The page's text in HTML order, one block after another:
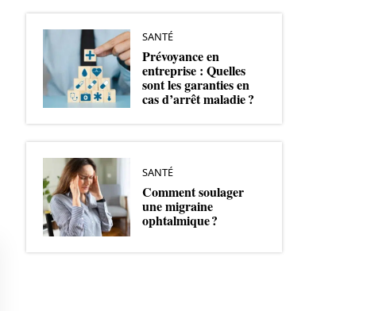
SANTÉ
Prévoyance en
entreprise : Quelles
sont les garanties en
cas d’arrêt maladie ?
SANTÉ
Comment soulager
une migraine
ophtalmique ?